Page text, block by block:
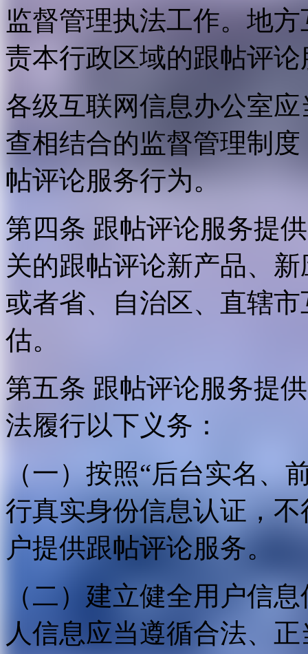
监督管理执法工作。地
责本行政区域的跟帖评
各级互联网信息办公室
查相结合的监督管理制
帖评论服务行为。
第四条 跟帖评论服务提
关的跟帖评论新产品、
或者省、自治区、直辖
估。
第五条 跟帖评论服务提
法履行以下义务：
（一）按照“后台实名、
行真实身份信息认证，
户提供跟帖评论服务。
（二）建立健全用户信
人信息应当遵循合法、